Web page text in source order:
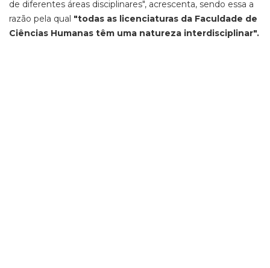
de diferentes áreas disciplinares", acrescenta, sendo essa a
razão pela qual "todas as licenciaturas da Faculdade de
Ciências Humanas têm uma natureza interdisciplinar".